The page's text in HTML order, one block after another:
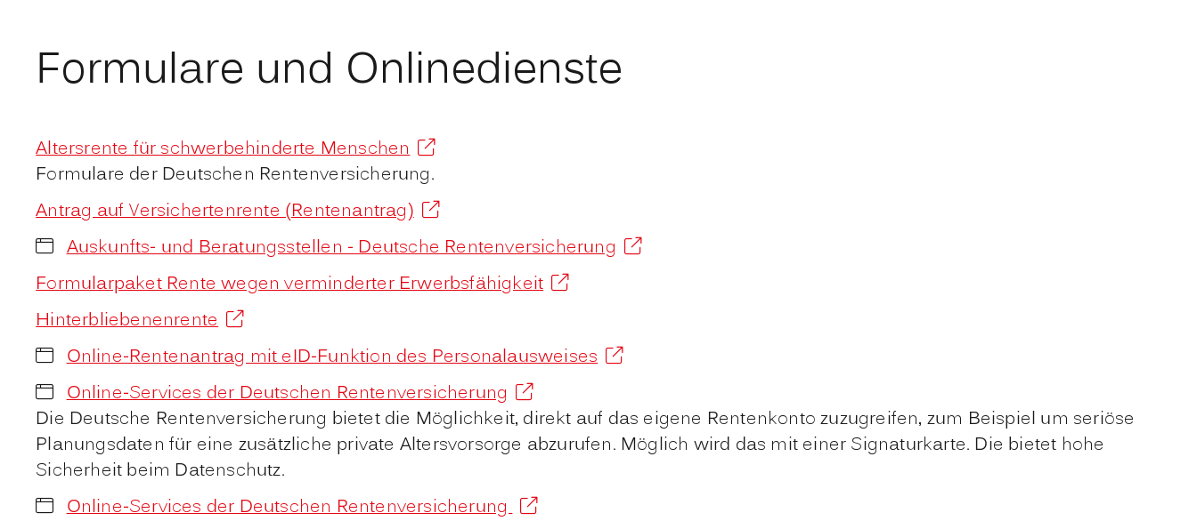
Formulare und Onlinedienste
Altersrente für schwerbehinderte Menschen
Formulare der Deutschen Rentenversicherung.
Antrag auf Versichertenrente (Rentenantrag)
Auskunfts- und Beratungsstellen - Deutsche Rentenversicherung
Formularpaket Rente wegen verminderter Erwerbsfähigkeit
Hinterbliebenenrente
Online-Rentenantrag mit eID-Funktion des Personalausweises
Online-Services der Deutschen Rentenversicherung
Die Deutsche Rentenversicherung bietet die Möglichkeit, direkt auf das eigene Rentenkonto zuzugreifen, zum Beispiel um seriöse
Planungsdaten für eine zusätzliche private Altersvorsorge abzurufen. Möglich wird das mit einer Signaturkarte. Die bietet hohe
Sicherheit beim Datenschutz.
Online-Services der Deutschen Rentenversicherung